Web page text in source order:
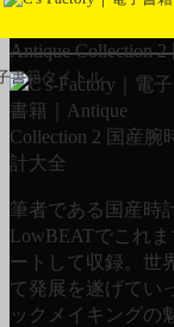
書籍タイトル
Antique Collection
筆者である国産時
LowBEATでこれ
ートして収録。世
て発展を遂げてい
ックメイキングの